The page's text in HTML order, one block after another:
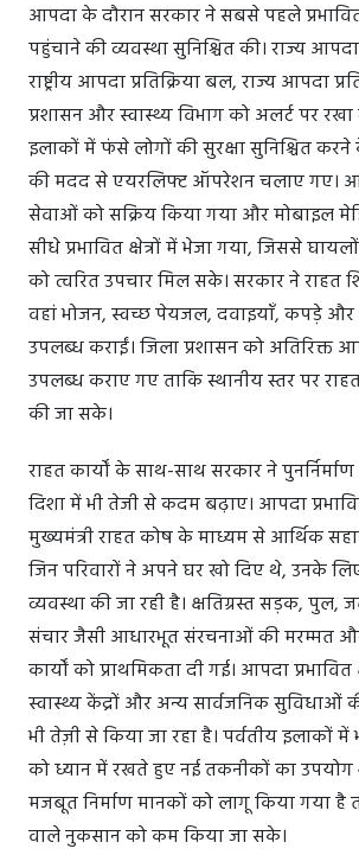
आपदा के दौरान सरकार ने सबसे पहले प्रभावित
पहुंचाने की व्यवस्था सुनिश्चित की। राज्य
राष्ट्रीय आपदा प्रतिक्रिया बल, राज्य आपदा
प्रशासन और स्वास्थ्य विभाग को अलर्ट पर रखा
इलाकों में फंसे लोगों की सुरक्षा सुनिश्चित करने
की मदद से एयरलिफ्ट ऑपरेशन चलाए गए।
सेवाओं को सक्रिय किया गया और मोबाइल
सीधे प्रभावित क्षेत्रों में भेजा गया, जिससे
को त्वरित उपचार मिल सके। सरकार ने राहत
वहां भोजन, स्वच्छ पेयजल, दवाइयाँ, कपड़े
उपलब्ध कराईं। जिला प्रशासन को अतिरिक्त
उपलब्ध कराए गए ताकि स्थानीय स्तर पर
की जा सके।
राहत कार्यों के साथ-साथ सरकार ने
दिशा में भी तेजी से कदम बढ़ाए। आपदा
मुख्यमंत्री राहत कोष के माध्यम से आर्थिक
जिन परिवारों ने अपने घर खो दिए थे, उनके
व्यवस्था की जा रही है। क्षतिग्रस्त सड़क, पुल,
संचार जैसी आधारभूत संरचनाओं की मरम्मत और
कार्यों को प्राथमिकता दी गई। आपदा प्रभावित
स्वास्थ्य केंद्रों और अन्य सार्वजनिक सुविधाओं
भी तेज़ी से किया जा रहा है। पर्वतीय इलाकों
को ध्यान में रखते हुए नई तकनीकों का उपयोग
मजबूत निर्माण मानकों को लागू किया गया है
वाले नुकसान को कम किया जा सके।